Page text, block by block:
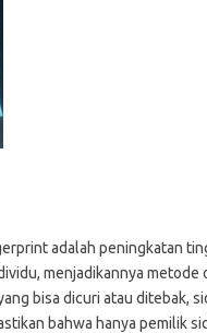
adalah peningkatan
menjadikannya metode
bisa dicuri atau ditebak,
bahwa hanya pemilik